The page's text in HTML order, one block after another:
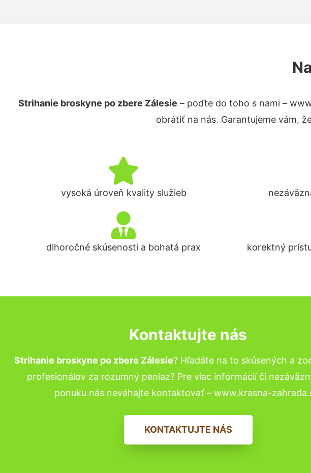
Strihanie broskyne po zbere Zálesie – poďte do toho s nami –
obrátiť na nás. Garantujeme vám,
vysoká úroveň kvality služieb
dlhoročné skúsenosti a bohatá prax korektný
Kontaktujte nás
Strihanie broskyne po zbere Zálesie? Hľadáte na to skúsených a
profesionálov za rozumný peniaz? Pre viac informácií či
ponuku nás neváhajte kontaktovať – www.krasna-
KONTAKTUJTE NÁS